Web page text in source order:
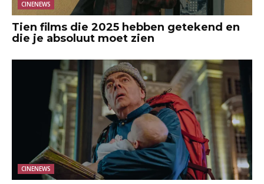
CINENEWS
Tien films die 2025 hebben getekend en
die je absoluut moet zien
CINENEWS